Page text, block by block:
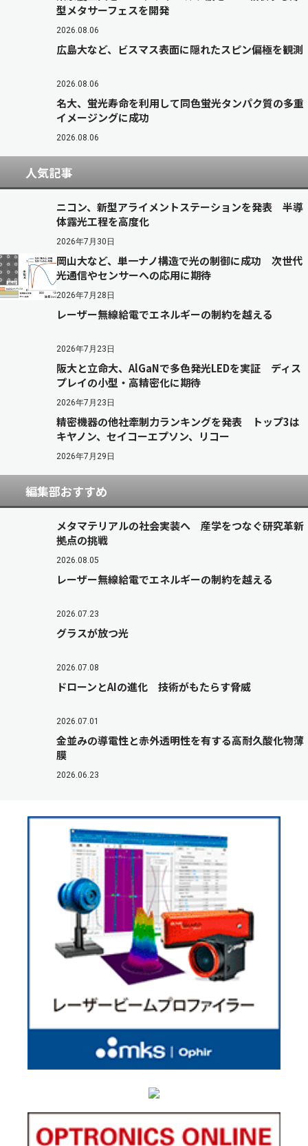
型メタサーフェスを開発
2026.08.06
広島大など、ビスマス表面に隠れたスピン偏極を観測
2026.08.06
名大、蛍光寿命を利用して同色蛍光タンパク質の多重
イメージングに成功
2026.08.06
人気記事
ニコン、新型アライメントステーションを発表 半導
体露光工程を高度化
2026年7月30日
岡山大など、単一ナノ構造で光の制御に成功 次世代
光通信やセンサーへの応用に期待
2026年7月28日
レーザー無線給電でエネルギーの制約を越える
2026年7月23日
阪大と立命大、AlGaNで多色発光LEDを実証 ディス
プレイの小型・高精密化に期待
2026年7月23日
精密機器の他社牽制力ランキングを発表 トップ3は
キヤノン、セイコーエプソン、リコー
2026年7月29日
編集部おすすめ
メタマテリアルの社会実装へ 産学をつなぐ研究革新
拠点の挑戦
2026.08.05
レーザー無線給電でエネルギーの制約を越える
2026.07.23
グラスが放つ光
2026.07.08
ドローンとAIの進化 技術がもたらす脅威
2026.07.01
金並みの導電性と赤外透明性を有する高耐久酸化物薄
膜
2026.06.23